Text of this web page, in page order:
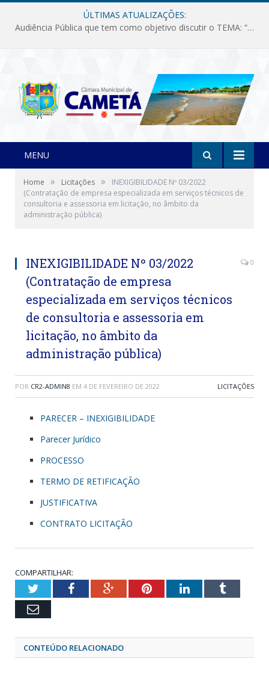
ÚLTIMAS ATUALIZAÇÕES:
Audiência Pública que tem como objetivo discutir o TEMA: “Fornecimento de Energia Elétrica em Debate: Tarifas, Qualidade e Atendimento dos Serviços”
MENU
Home » Licitações »
INEXIGIBILIDADE Nº 03/2022
(Contratação de empresa especializada em serviços técnicos de
consultoria e assessoria em licitação, no âmbito da
administração pública)
INEXIGIBILIDADE Nº 03/2022
(Contratação de empresa
especializada em serviços técnicos
de consultoria e assessoria em
licitação, no âmbito da
administração pública)
0
POR CR2-ADMIN8 EM 4 DE FEVEREIRO DE 2022 LICITAÇÕES
PARECER – INEXIGIBILIDADE
Parecer Jurídico
PROCESSO
TERMO DE RETIFICAÇÃO
JUSTIFICATIVA
CONTRATO LICITAÇÃO
COMPARTILHAR:
TwitterFacebookGoogle+PinterestLinkedInTumblr
Email
CONTEÚDO RELACIONADO